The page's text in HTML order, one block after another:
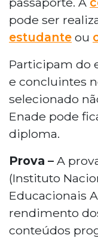
pode ser
estudante ou
Participam do
e concluintes
selecionado
Enade pode
diploma.
Prova – A
(Instituto
Educacionais
rendimento
conteúdos